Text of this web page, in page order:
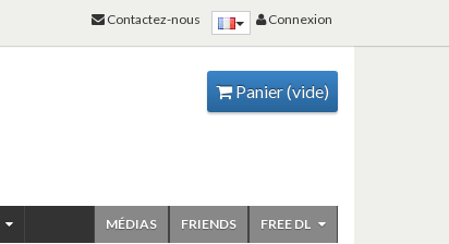
Panier(vide)
FREE DL
FRIENDS
MÉDIAS
Connexion
Contactez-nous